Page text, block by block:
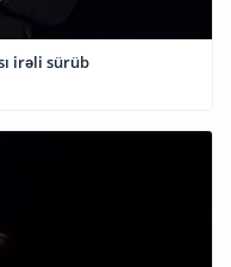
irəli sürüb